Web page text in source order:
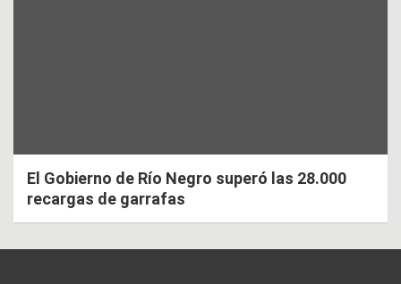
El Gobierno de Río Negro superó las 28.000
recargas de garrafas